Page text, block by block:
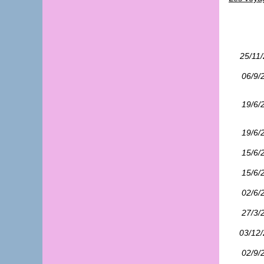
25/
06/9/
19/6/
19/6/
15/6/
15/6/
02/6/
27/3/
03/
02/9/